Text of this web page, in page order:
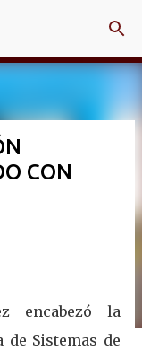
CON
encabezó la
Sistemas de